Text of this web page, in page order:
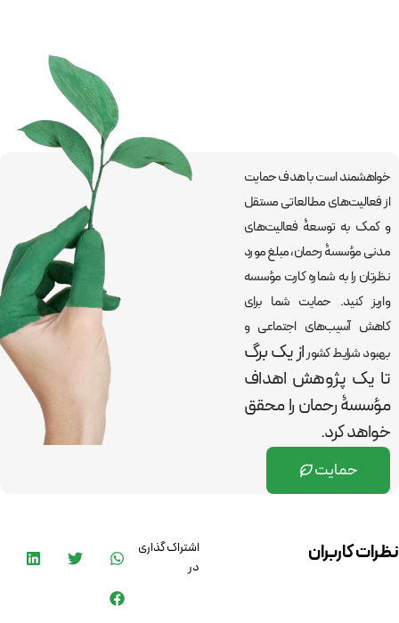
خواهشمند است با هدف حمایت
از فعالیت‌های مطالعاتی مستقل
و کمک به توسعۀ فعالیت‌های
مدنی مؤسسۀ رحمان، مبلغ مورد
نظرتان را به شماره کارت مؤسسه
واریز کنید. حمایت شما برای
کاهش آسیب‌های اجتماعی و
بهبود شرایط کشوراز یک برگ
تا یک پژوهش اهداف
مؤسسۀ رحمان رامحقق
خواهد کرد.
حمایت
نظرات کاربران
اشتراک گذاری
در